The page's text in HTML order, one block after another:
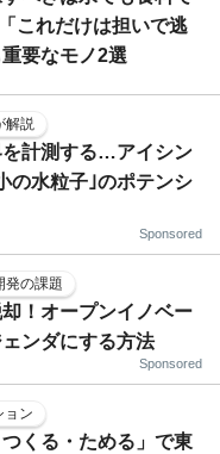
これだけは担いで逃
要なモノ2選
解説
を計測する…アイシン
の水粒子｣のポテンシ
Sponsored
発の課題
！オープンイノベー
ンダにする方法
Sponsored
ョン
くる・ためる」で東